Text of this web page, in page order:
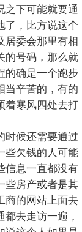
之下可能就要通
了，比方说这个
居委会那里有相
的号码，那么就
的确是一个跑步
当辛苦的，有的
着寒风四处去打
时候还需要通过
些欠钱的人可能
信息一直都没有
些房产或者是其
商的网站上面去
去走访一遍，